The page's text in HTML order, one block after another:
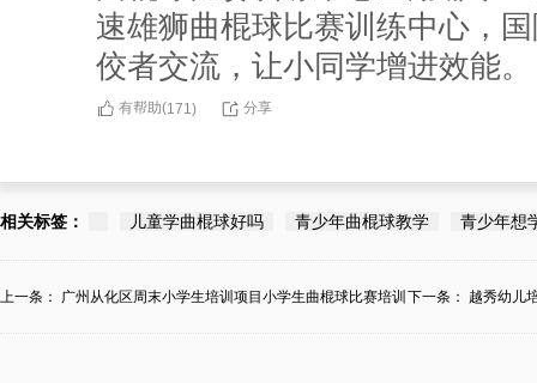
速雄狮曲棍球比赛训练中心，
佼者交流，让小同学增进效能。
有帮助(171 ) 分享
相关标签： 儿童学曲棍球好吗 青少年曲棍球教学 青少年想
上一条： 广州从化区周末小学生培训项目小学生曲棍球比赛培训 下一条： 越秀幼儿